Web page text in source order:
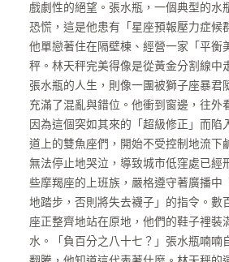
戲劇性的絕望。張水瓶，一個典型的水
恐慌，這是他患有「星座預報壓力症候
他單戀著住在隔壁棟、經營一家「平衡
秤。林天秤完美得像是從黃金分割線中
張水瓶的人生，則像一團被獅子座暴君
充滿了混亂與錯位。他衝到窗邊，往外
因為這個突如其來的「超級修正」而陷
道上的雙魚座們，開始不受控制地流下
無法停止地哭泣，導致城市低窪處已經
些摩羯座的上班族，嚴格遵守著廣播中
地踏步，否則將失去襪子」的指令。數
座正整齊地站在原地，他們的鞋子裡裝
水。「負百分之八十七？」張水瓶喃喃